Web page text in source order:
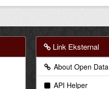
Link Eksternal
About Open
API Helper